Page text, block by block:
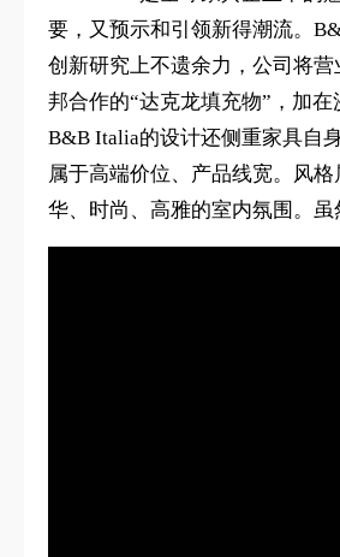
要，又预示和引领新得潮流。
创新研究上不遗余力，公司将
邦合作的“达克龙填充物”，加
B&B Italia的设计还侧重家具自
属于高端价位、产品线宽。风
华、时尚、高雅的室内氛围。